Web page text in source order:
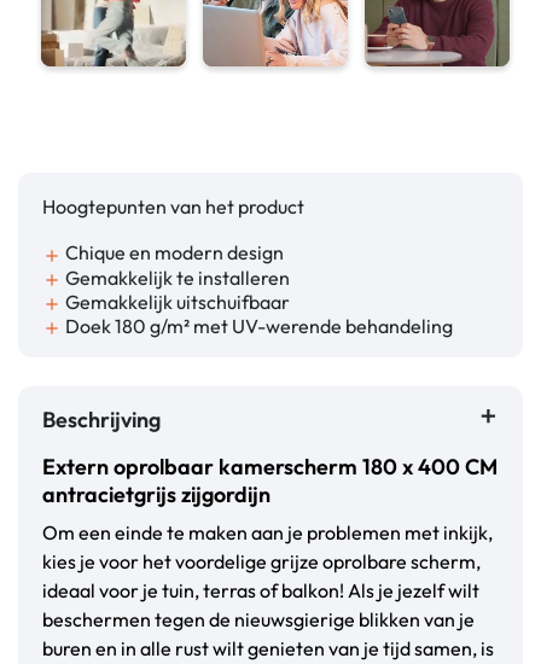
Hoogtepunten van het product
add Chique en modern design
add Gemakkelijk te installeren
add Gemakkelijk uitschuifbaar
add Doek 180 g/m² met UV-werende behandeling
Beschrijving
Extern oprolbaar kamerscherm 180 x 400 CM
antracietgrijs zijgordijn
Om een einde te maken aan je problemen met inkijk,
kies je voor het voordelige grijze oprolbare scherm,
ideaal voor je tuin, terras of balkon! Als je jezelf wilt
beschermen tegen de nieuwsgierige blikken van je
buren en in alle rust wilt genieten van je tijd samen, is